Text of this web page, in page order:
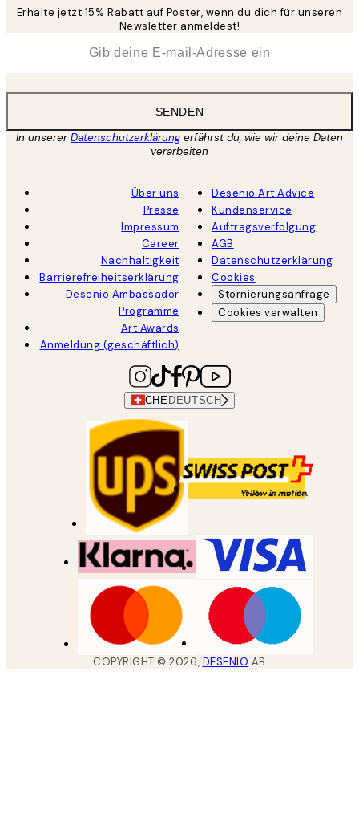
Erhalte jetzt 15% Rabatt auf Poster, wenn du dich für unseren
Newsletter anmeldest!
SENDEN
In unsererDatenschutzerklärungerfährst du, wie wir deine Daten
verarbeiten
Über uns
Presse
Impressum
Career
Nachhaltigkeit
Barrierefreiheitserklärung
Desenio Ambassador
Programme
Art Awards
Anmeldung (geschäftlich)
Desenio Art Advice
Kundenservice
Auftragsverfolgung
AGB
Datenschutzerklärung
Cookies
Stornierungsanfrage
Cookies verwalten
CHE DEUTSCH
COPYRIGHT ©2026, DESENIO AB